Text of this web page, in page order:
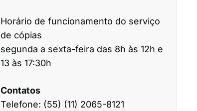
Horário de funcionamento do serviço
de cópias
segunda a sexta-feira das 8h às 12h e
13 às 17:30h
Contatos
Telefone: (55) (11) 2065-8121